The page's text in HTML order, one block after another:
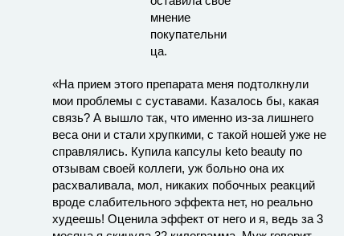
«На прием этого препарата меня подтолкнули
мои проблемы с суставами. Казалось бы, какая
связь? А вышло так, что именно из-за лишнего
веса они и стали хрупкими, с такой ношей уже не
справлялись. Купила капсулы keto beauty по
отзывам своей коллеги, уж больно она их
расхваливала, мол, никаких побочных реакций
вроде слабительного эффекта нет, но реально
худеешь! Оценила эффект от него и я, ведь за 3